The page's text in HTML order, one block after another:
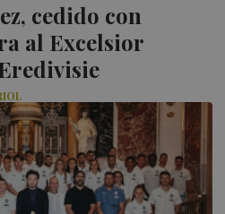
cedido con
al Excelsior